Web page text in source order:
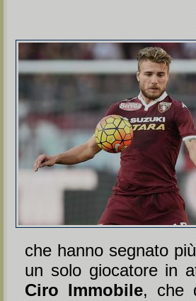
che hanno segnato
un solo giocatore in
Ciro Immobile, che